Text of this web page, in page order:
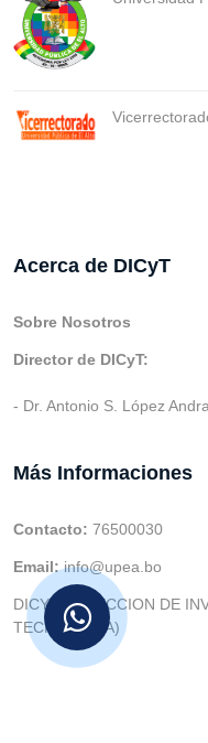
Acerca de DICyT
Sobre Nosotros
Director de DICyT:
- Dr. Antonio S. López
Más Informaciones
Contacto: 76500030
Email:info@upea.bo
DICYT (DIRECCION DE
TECNOLOGIA)